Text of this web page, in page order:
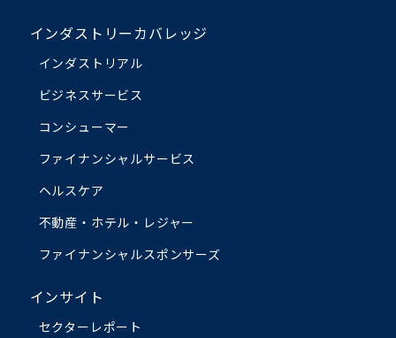
インダストリーカバレッジ
インダストリアル
ビジネスサービス
コンシューマー
ファイナンシャルサービス
ヘルスケア
不動産・ホテル・レジャー
ファイナンシャルスポンサーズ
インサイト
セクターレポート